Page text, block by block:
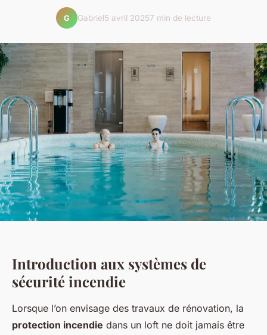
G Gabriel5 avril 20257 min de lecture
Introduction aux systèmes de
sécurité incendie
Lorsque l’on envisage des travaux de rénovation, la
protection incendie dans un loft ne doit jamais être